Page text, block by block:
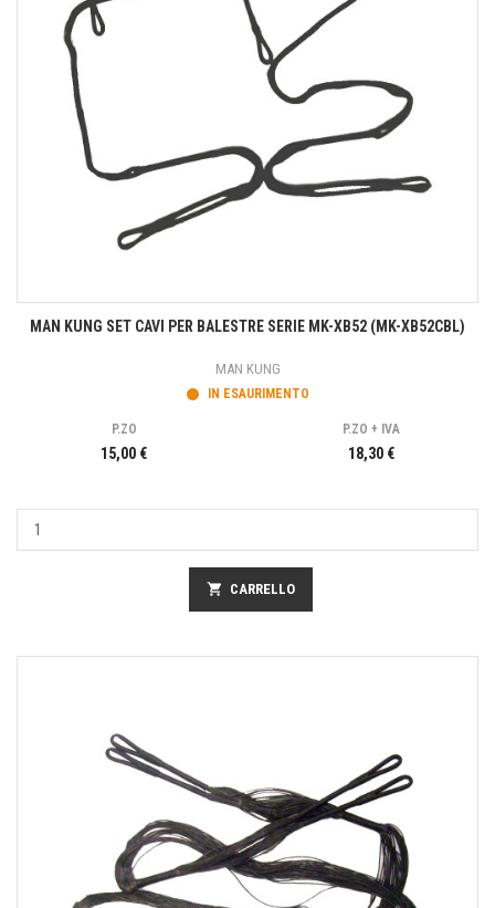
MAN KUNG SET CAVI PER BALESTRE SERIE MK-XB52 (MK-XB52CBL)
MAN KUNG
IN ESAURIMENTO
P.ZO
15,00 €
P.ZO + IVA
18,30 €
shopping_cart CARRELLO